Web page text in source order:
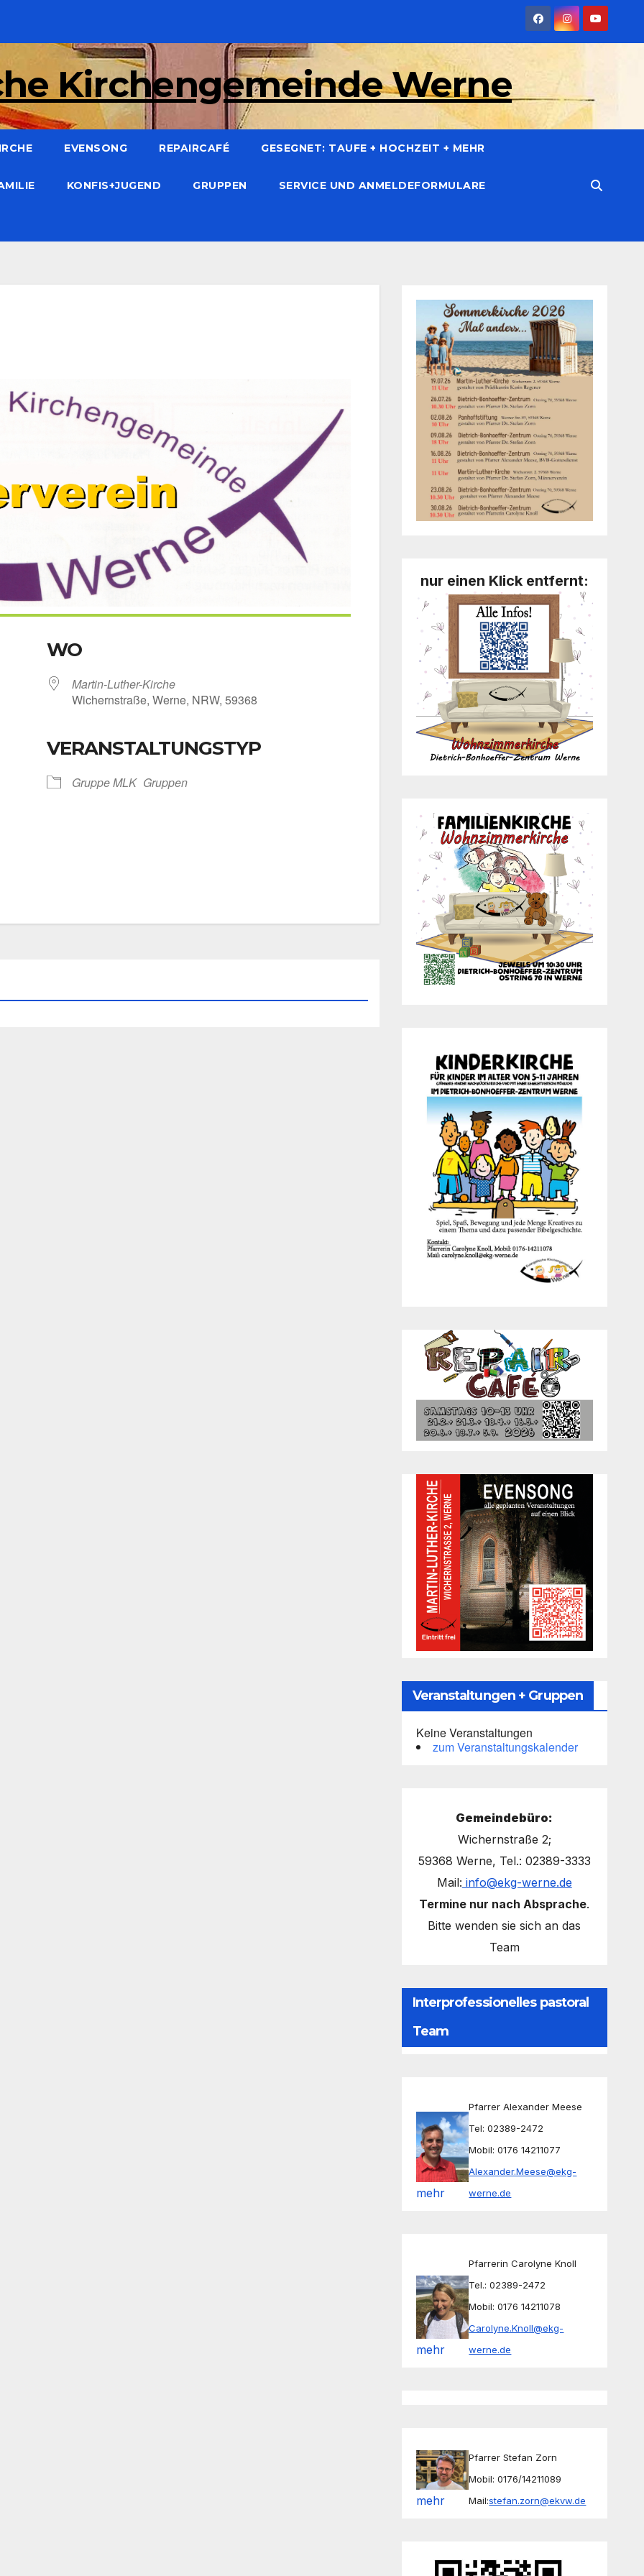
Kirchengemeinde Werne
EVENSONG REPAIRCAFÉ GESEGNET: TAUFE + HOCHZEIT + MEHR
KONFIS+JUGEND GRUPPEN SERVICE UND ANMELDEFORMULARE
WO
Martin-Luther-Kirche
Wichern­stra­ße, Wer­ne, NRW, 59368
VERANSTALTUNGSTYP
Grup­pe MLK Grup­pen
nur einen Klick entfernt:
Veranstaltungen + Gruppen
Keine Veranstaltungen
zum Veranstaltungskalender
Gemeindebüro:
Wichernstraße 2;
59368 Werne, Tel.: 02389-3333
Mail: info@ekg-werne.de
Termine nur nach Absprache.
Bitte wenden sie sich an das
Team
Interprofessionelles pastoral
Team
mehr
Pfarrer Alexander Meese
Tel: 02389-2472
Mobil: 0176 14211077
Alexander.Meese@ekg-
werne.de
mehr
Pfarrerin Carolyne Knoll
Tel.: 02389-2472
Mobil: 0176 14211078
Carolyne.Knoll@ekg-
werne.de
mehr
Pfarrer Stefan Zorn
Mobil: 0176/14211089
Mail:stefan.zorn@ekvw.de